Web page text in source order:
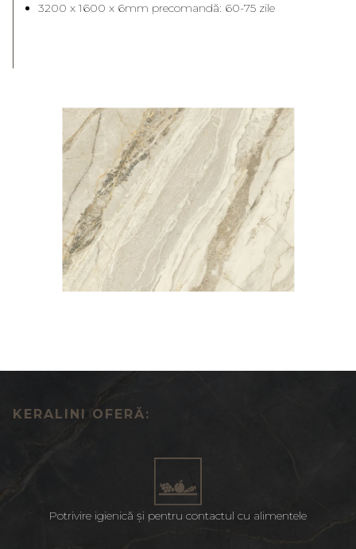
3200 x 1600 x 6mm precomandă: 60-75 zile
KERALINI OFERĂ:
Potrivire igienică și pentru contactul cu alimentele